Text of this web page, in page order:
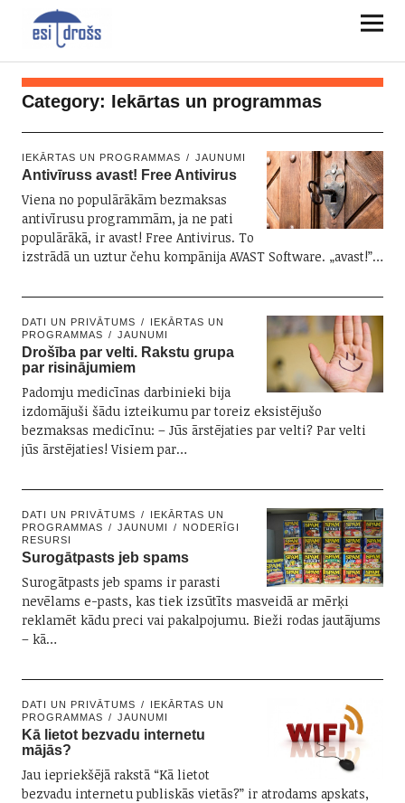
Category: Iekārtas un programmas
IEKĀRTAS UN PROGRAMMAS JAUNUMI
Antivīruss avast! Free Antivirus
Viena no populārākām bezmaksas
antivīrusu programmām, ja ne pati
populārākā, ir avast! Free Antivirus. To
izstrādā un uztur čehu kompānija AVAST Software. „avast!”…
DATI UN PRIVĀTUMS
IEKĀRTAS UN
PROGRAMMAS
JAUNUMI
Drošība par velti. Rakstu grupa
par risinājumiem
Padomju medicīnas darbinieki bija
izdomājuši šādu izteikumu par toreiz eksistējušo
bezmaksas medicīnu: – Jūs ārstējaties par velti? Par velti
jūs ārstējaties! Visiem par…
DATI UN PRIVĀTUMS
IEKĀRTAS UN
PROGRAMMAS
JAUNUMI
NODERĪGI
RESURSI
Surogātpasts jeb spams
Surogātpasts jeb spams ir parasti
nevēlams e-pasts, kas tiek izsūtīts masveidā ar mērķi
reklamēt kādu preci vai pakalpojumu. Bieži rodas jautājums
– kā…
DATI UN PRIVĀTUMS
IEKĀRTAS UN
PROGRAMMAS
JAUNUMI
Kā lietot bezvadu internetu
mājās?
Jau iepriekšējā rakstā “Kā lietot
bezvadu internetu publiskās vietās?” ir atrodams apskats,